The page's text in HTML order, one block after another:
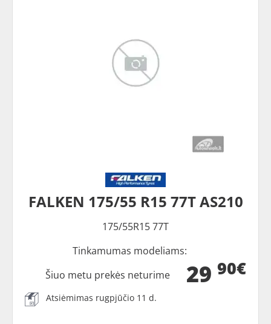
FALKEN 175/55 R15 77T AS210
175/55R15 77T
Tinkamumas modeliams:
29 90€
Šiuo metu prekės neturime
Atsiėmimas rugpjūčio 11 d.